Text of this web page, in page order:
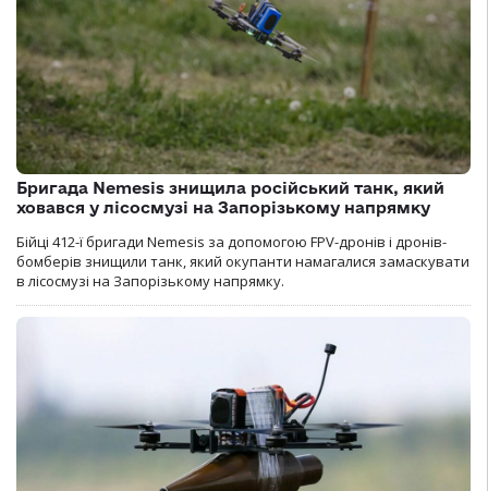
Бригада Nemesis знищила російський танк, який
ховався у лісосмузі на Запорізькому напрямку
Бійці 412-ї бригади Nemesis за допомогою FPV-дронів і дронів-
бомберів знищили танк, який окупанти намагалися замаскувати
в лісосмузі на Запорізькому напрямку.